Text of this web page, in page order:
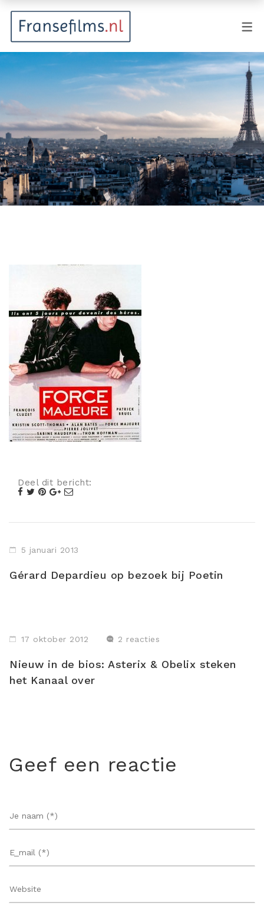
Animatie
Documentaire
Drama
Fantasy
Horror
Musical
Oorlogsfilm
Romantische komedie
Thriller
Deel dit bericht:
5 januari 2013
Gérard Depardieu op bezoek bij Poetin
17 oktober 2012 2 reacties
Nieuw in de bios: Asterix & Obelix steken
het Kanaal over
Geef een reactie